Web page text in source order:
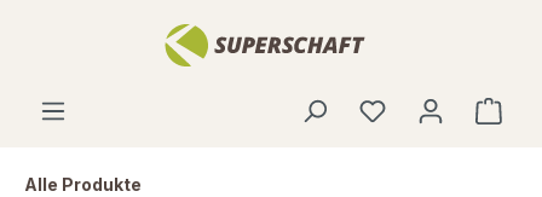
Alle Produkte